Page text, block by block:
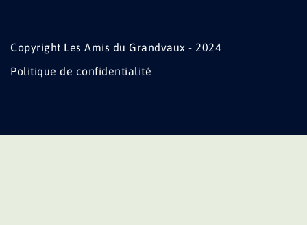
Copyright Les Amis du Grandvaux - 2024
Politique de confidentialité